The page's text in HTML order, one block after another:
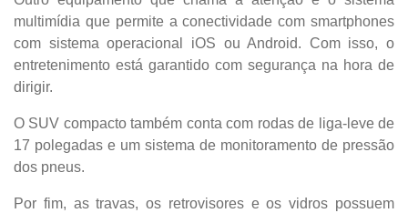
multimídia que permite a conectividade com smartphones
com sistema operacional iOS ou Android. Com isso, o
entretenimento está garantido com segurança na hora de
dirigir.
O SUV compacto também conta com rodas de liga-leve de
17 polegadas e um sistema de monitoramento de pressão
dos pneus.
Por fim, as travas, os retrovisores e os vidros possuem